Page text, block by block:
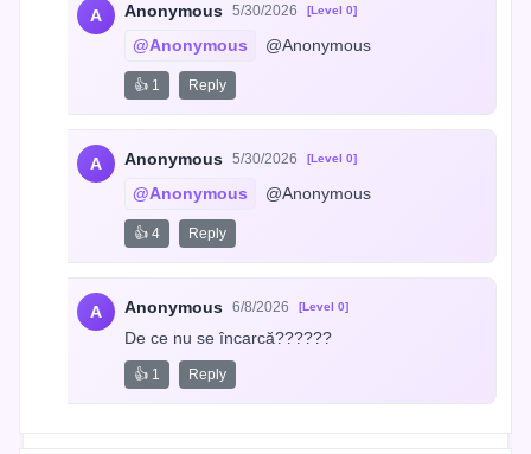
A Anonymous 5/30/2026 [Level 0]
@Anonymous @Anonymous
👍 1 Reply
A Anonymous 5/30/2026 [Level 0]
@Anonymous @Anonymous
👍 4 Reply
A Anonymous 6/8/2026 [Level 0]
De ce nu se încarcă??????
👍 1 Reply